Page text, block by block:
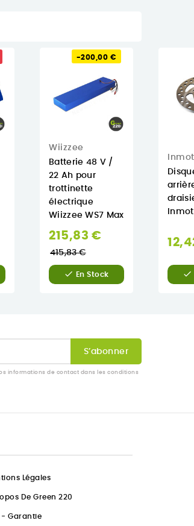
-200,00 €
Wiizzee
Batterie 48 V /
22 Ah pour
trottinette
électrique
Wiizzee WS7 Max
215,83 €Prix
415,83 €
 En Stock 
informations de contact dans les conditions
Légales
De Green 220
- Garantie